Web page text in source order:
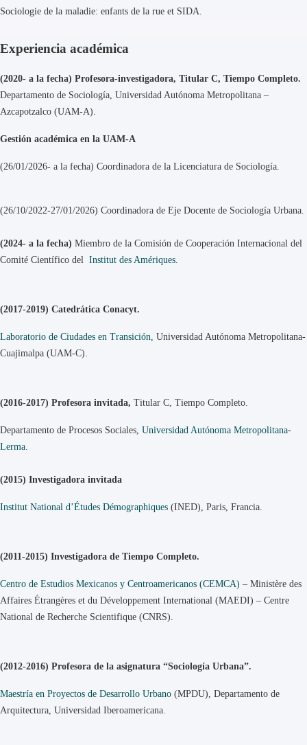
Sociologie de la maladie: enfants de la rue et SIDA.
Experiencia académica
(2020- a la fecha) Profesora-investigadora, Titular C, Tiempo Completo.
Departamento de Sociología, Universidad Autónoma Metropolitana –
Azcapotzalco (UAM-A).
Gestión académica en la UAM-A
(26/01/2026- a la fecha) Coordinadora de la Licenciatura de Sociología.
(26/10/2022-27/01/2026) Coordinadora de Eje Docente de Sociología Urbana.
(2024- a la fecha) Miembro de la Comisión de Cooperación Internacional del
Comité Científico del Institut des Amériques.
(2017-2019) Catedrática Conacyt.
Laboratorio de Ciudades en Transición, Universidad Autónoma Metropolitana-
Cuajimalpa (UAM-C).
(2016-2017) Profesora invitada, Titular C, Tiempo Completo.
Departamento de Procesos Sociales, Universidad Autónoma Metropolitana-
Lerma.
(2015) Investigadora invitada
Institut National d’Études Démographiques (INED), Paris, Francia.
(2011-2015) Investigadora de Tiempo Completo.
Centro de Estudios Mexicanos y Centroamericanos (CEMCA) – Ministère des
Affaires Étrangères et du Développement International (MAEDI) – Centre
National de Recherche Scientifique (CNRS).
(2012-2016) Profesora de la asignatura “Sociología Urbana”.
Maestría en Proyectos de Desarrollo Urbano (MPDU), Departamento de
Arquitectura, Universidad Iberoamericana.